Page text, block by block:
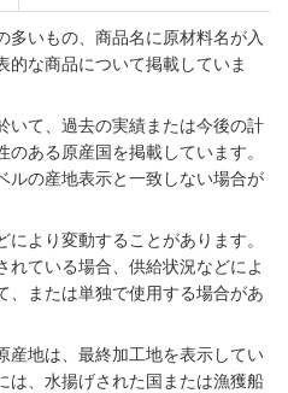
多いもの、商品名に原材料名が入
的な商品について掲載していま
いて、過去の実績または今後の計
ある原産国を掲載しています。
ルの産地表示と一致しない場合が
より変動することがあります。
れている場合、供給状況などによ
、または単独で使用する場合があ
産地は、最終加工地を表示してい
は、水揚げされた国または漁獲船